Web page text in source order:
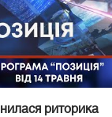
риторика